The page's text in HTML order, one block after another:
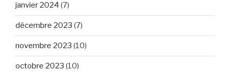
janvier 2024 (7)
décembre 2023 (7)
novembre 2023 (10)
octobre 2023 (10)